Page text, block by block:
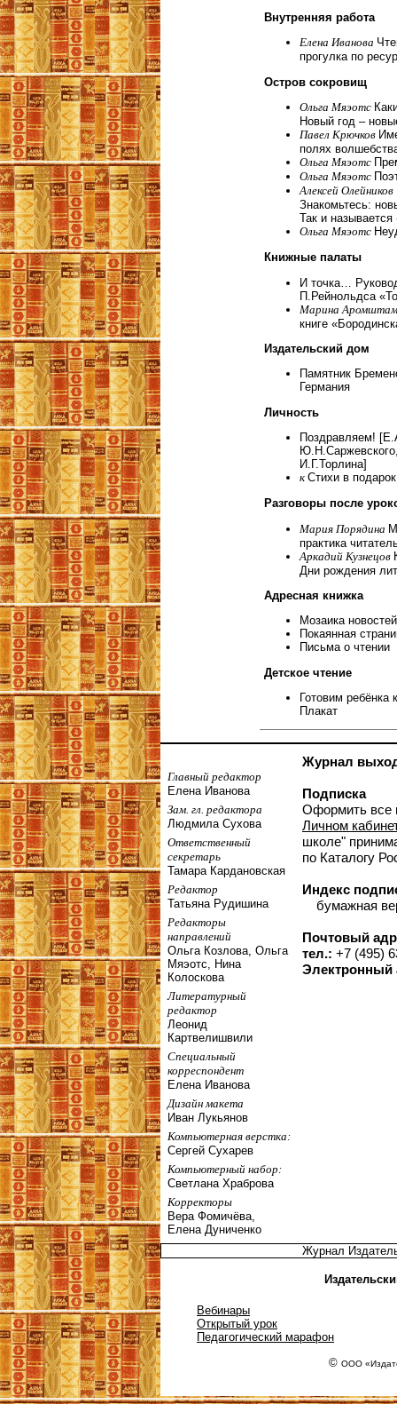
Внутренняя работа
Елена Иванова
прогулка по
Остров сокровищ
Ольга Мяэотс
Новый год –
Павел Крючков
полях
Ольга Мяэотс
Ольга Мяэотс
Алексей Олейников
Знакомьтесь:
Так и
Ольга Мяэотс
Книжные палаты
И точка…
П.Рейнольдса
Марина
книге
Издательский дом
Памятник
Германия
Личность
Поздравляем!
И.Г.Торлина]
к Стихи в
Разговоры после
Мария Порядина
практика
Аркадий Кузнецов
Дни рождения
Адресная книжка
Мозаика новостей
Покаянная
Письма о чтении
Детское чтение
Готовим ребёнка
Плакат
Главный редактор
Елена Иванова
Зам. гл. редактора
Людмила Сухова
Ответственный
секретарь
Тамара Кардановская
Редактор
Татьяна Рудишина
Редакторы
направлений
Ольга Козлова, Ольга
Мяэотс, Нина
Колоскова
Литературный
редактор
Леонид
Картвелишвили
Специальный
корреспондент
Елена Иванова
Дизайн макета
Иван Лукьянов
Компьютерная верстка:
Сергей Сухарев
Компьютерный набор:
Светлана Храброва
Корректоры
Вера Фомичёва,
Елена Дуниченко
Журнал
Подписка
Оформить все
Личном
школе"
по Каталогу
Индекс
бумажная
Почтовый
тел.: +7 (495)
Электронный
Журнал
Вебинары
Открытый урок
Педагогический марафон
© ООО